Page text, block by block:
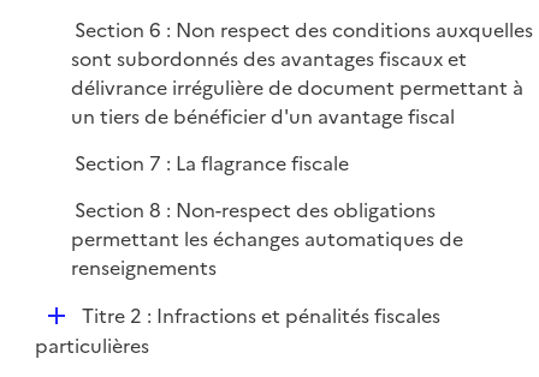
Section 6 : Non respect des conditions auxquelles
sont subordonnés des avantages fiscaux et
délivrance irrégulière de document permettant à
un tiers de bénéficier d'un avantage fiscal
Section 7 : La flagrance fiscale
Section 8 : Non-respect des obligations
permettant les échanges automatiques de
renseignements
D
é
Titre 2 : Infractions et pénalités fiscales
particulières